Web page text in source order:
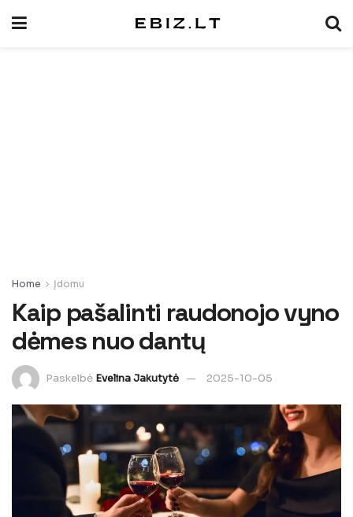
Home Įdomu
Kaip pašalinti raudonojo vyno
dėmes nuo dantų
Paskelbė Evelina Jakutytė 2025-10-05